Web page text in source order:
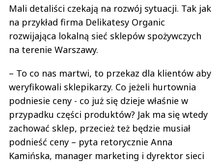
Mali detaliści czekają na rozwój sytuacji. Tak jak
na przykład firma Delikatesy Organic
rozwijająca lokalną sieć sklepów spożywczych
na terenie Warszawy.
– To co nas martwi, to przekaz dla klientów aby
weryfikowali sklepikarzy. Co jeżeli hurtownia
podniesie ceny - co już się dzieje właśnie w
przypadku części produktów? Jak ma się wtedy
zachować sklep, przecież też będzie musiał
podnieść ceny – pyta retorycznie Anna
Kamińska, manager marketing i dyrektor sieci